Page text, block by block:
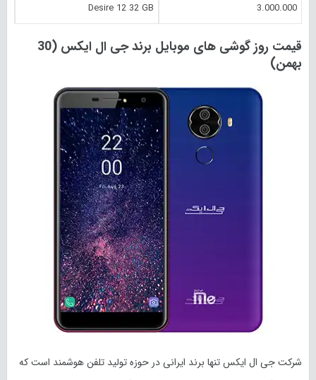
3.000.000
Desire 12 32 GB
قیمت روز گوشی های موبایل برند جی ال ایکس (30
بهمن)
شرکت جی ال ایکس تنها برند ایرانی در حوزه تولید تلفن هوشمند است که